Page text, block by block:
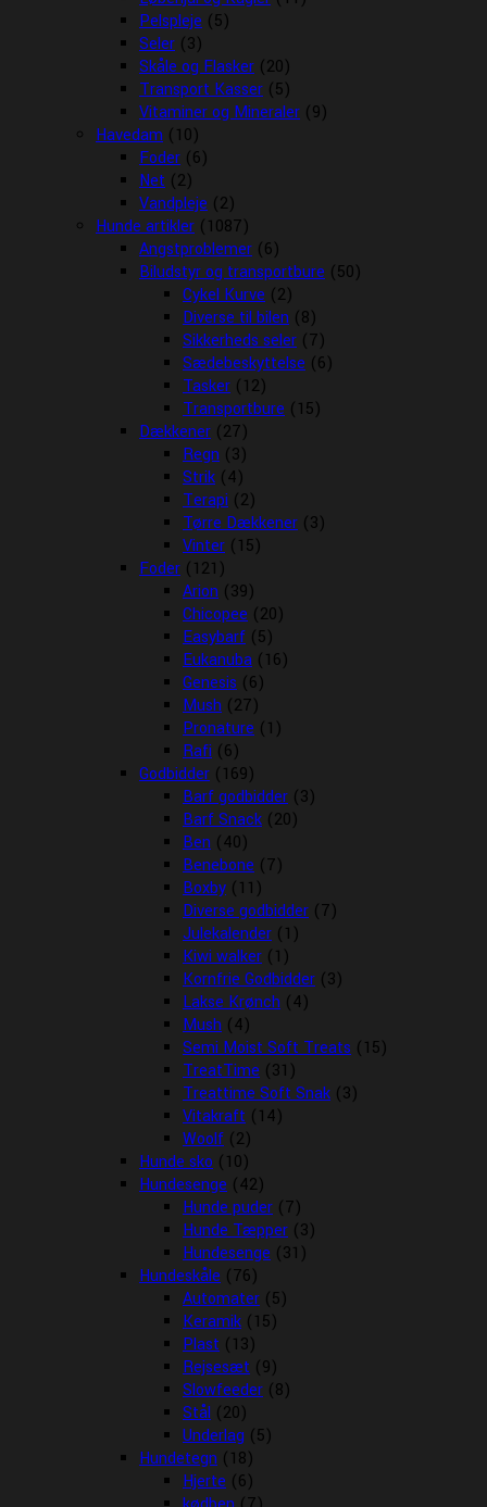
Pelspleje (5)
Seler (3)
Skåle og Flasker (20)
Transport Kasser (5)
Vitaminer og Mineraler (9)
Havedam (10)
Foder (6)
Net (2)
Vandpleje (2)
Hunde artikler (1087)
Angstproblemer (6)
Biludstyr og transportbure (50)
Cykel Kurve (2)
Diverse til bilen (8)
Sikkerheds seler (7)
Sædebeskyttelse (6)
Tasker (12)
Transportbure (15)
Dækkener (27)
Regn (3)
Strik (4)
Terapi (2)
Tørre Dækkener (3)
Vinter (15)
Foder (121)
Arion (39)
Chicopee (20)
Easybarf (5)
Eukanuba (16)
Genesis (6)
Mush (27)
Pronature (1)
Rafi (6)
Godbidder (169)
Barf godbidder (3)
Barf Snack (20)
Ben (40)
Benebone (7)
Boxby (11)
Diverse godbidder (7)
Julekalender (1)
Kiwi walker (1)
Kornfrie Godbidder (3)
Lakse Krønch (4)
Mush (4)
Semi Moist Soft Treats (15)
TreatTime (31)
Treattime Soft Snak (3)
Vitakraft (14)
Woolf (2)
Hunde sko (10)
Hundesenge (42)
Hunde puder (7)
Hunde Tæpper (3)
Hundesenge (31)
Hundeskåle (76)
Automater (5)
Keramik (15)
Plast (13)
Rejsesæt (9)
Slowfeeder (8)
Stål (20)
Underlag (5)
Hundetegn (18)
Hjerte (6)